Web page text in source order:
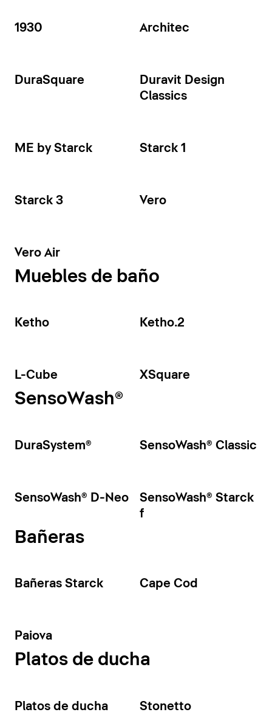
1930 Architec
DuraSquare
Duravit Design
Classics
ME by Starck Starck 1
Starck 3 Vero
Vero Air
Muebles de baño
Ketho Ketho.2
L-Cube XSquare
SensoWash®
DuraSystem® SensoWash® Classic
SensoWash® D-Neo
SensoWash® Starck
f
Bañeras
Bañeras Starck Cape Cod
Paiova
Platos de ducha
Platos de ducha
Stonetto